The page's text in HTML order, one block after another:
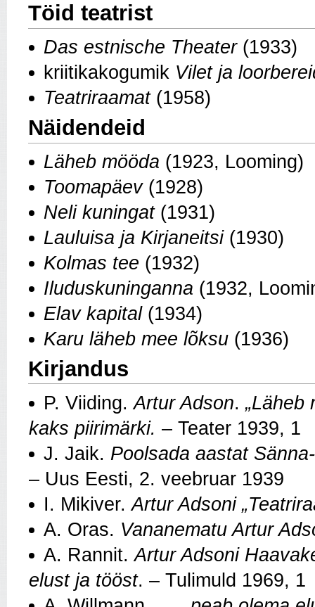
Töid teatrist
Das estnische Theater(1933)
kriitikakogumik Vilet ja
Teatriraamat(1958)
Näidendeid
Läheb mööda (1923, Looming)
Toomapäev(1928)
Neli kuningat (1931)
Lauluisa ja Kirjaneitsi(1930)
Kolmas tee (1932)
Iluduskuninganna (1932,
Elav kapital (1934)
Karu läheb mee lõksu (1936)
Kirjandus
P. Viiding.Artur Adson. „Läheb
kaks piirimärki. – Teater 1939, 1
J. Jaik. Poolsada aastat
– Uus Eesti, 2. veebruar 1939
I. Mikiver.Artur Adsoni
A. Oras. Vananematu Artur
A. Rannit.Artur Adsoni
elust ja tööst. – Tulimuld 1969, 1